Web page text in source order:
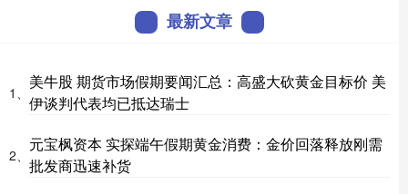
最新文章
1、
美牛股 期货市场假期要闻汇总：高盛大砍黄金目标价 美
伊谈判代表均已抵达瑞士
2、
元宝枫资本 实探端午假期黄金消费：金价回落释放刚需
批发商迅速补货